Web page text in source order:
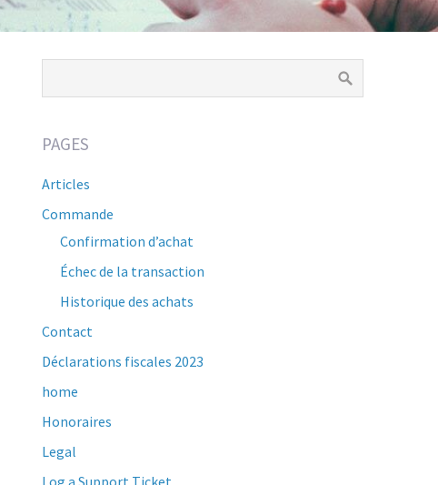
PAGES
Articles
Commande
Confirmation d’achat
Échec de la transaction
Historique des achats
Contact
Déclarations fiscales 2023
home
Honoraires
Legal